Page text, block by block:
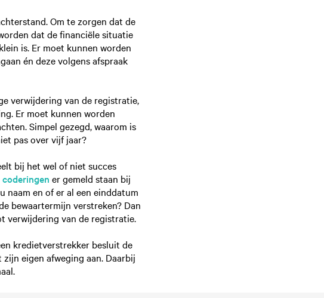
Om te zorgen dat de
dat de financiële situatie
is. Er moet kunnen worden
én deze volgens afspraak
verwijdering van de registratie,
Er moet kunnen worden
Simpel gezegd, waarom is
pas over vijf jaar?
bij het wel of niet succes
coderingen er gemeld staan bij
naam en of er al een einddatum
bewaartermijn verstreken? Dan
verwijdering van de registratie.
kredietverstrekker besluit de
eigen afweging aan. Daarbij